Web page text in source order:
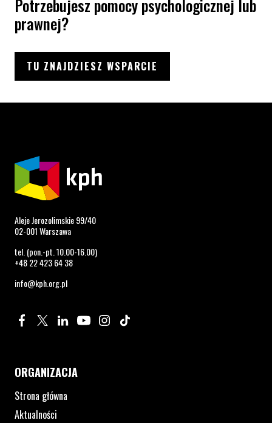
Potrzebujesz pomocy psychologicznej lub
prawnej?
TU ZNAJDZIESZ WSPARCIE
Aleje Jerozolimskie 99/40
02-001 Warszawa
tel. (pon.-pt. 10.00-16.00)
+48 22 423 64 38
info@kph.org.pl
Profil na Facebook. Strona otwiera się w nowym oknie.
Profil na Twitter. Strona otwiera się w nowym oknie.
Profil na LinkedIn. Strona otwiera się w nowym oknie.
Profil na YouTube. Strona otwiera się w nowym
Profil na Instagram. Strona otwiera się
ORGANIZACJA
Strona główna
Aktualności